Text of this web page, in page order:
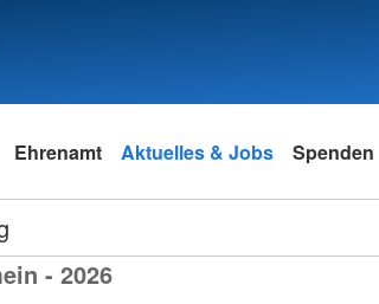
Ehrenamt Aktuelles & Jobs Spenden
- 2026